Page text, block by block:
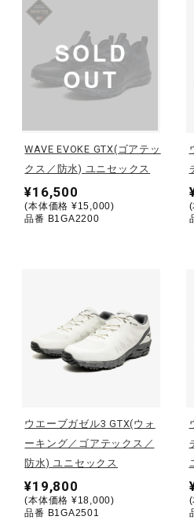
バレーボール
テニス／ソフトテニス
バドミントン
陸上競技
ソフトボール
ウィンタースポーツ
ワーキング
WAVE EVOKE GTX(ゴアテッ
クス／防水) ユニセックス
¥16,500
(本体価格 ¥15,000)
品番 B1GA2200
ウエーブガゼル3 GTX(ウォ
ーキング／ゴアテックス／
防水) ユニセックス
¥19,800
(本体価格 ¥18,000)
品番 B1GA2501